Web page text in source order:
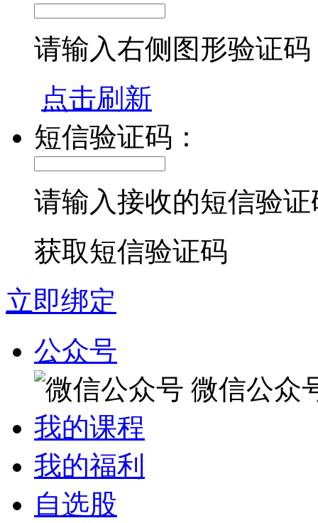
请输入右侧图形验证码
点击刷新
短信验证码：
请输入接收的短信验证
获取短信验证码
立即绑定
公众号
微信公众
我的课程
我的福利
自选股